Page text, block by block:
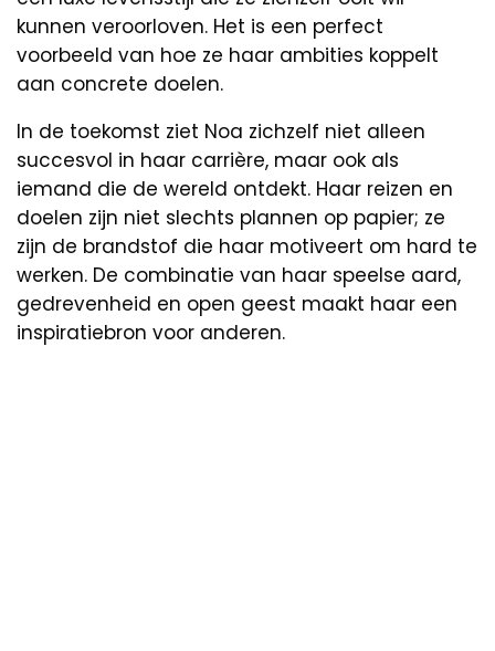
kunnen veroorloven. Het is een perfect
voorbeeld van hoe ze haar ambities koppelt
aan concrete doelen.
In de toekomst ziet Noa zichzelf niet alleen
succesvol in haar carrière, maar ook als
iemand die de wereld ontdekt. Haar reizen en
doelen zijn niet slechts plannen op papier; ze
zijn de brandstof die haar motiveert om hard te
werken. De combinatie van haar speelse aard,
gedrevenheid en open geest maakt haar een
inspiratiebron voor anderen.